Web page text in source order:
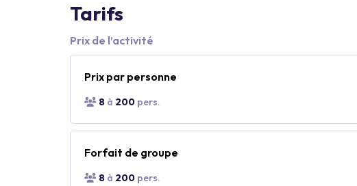
Tarifs
Prix de l’activité
Prix par personne
8 à 200 pers.
Forfait de groupe
8 à 200 pers.